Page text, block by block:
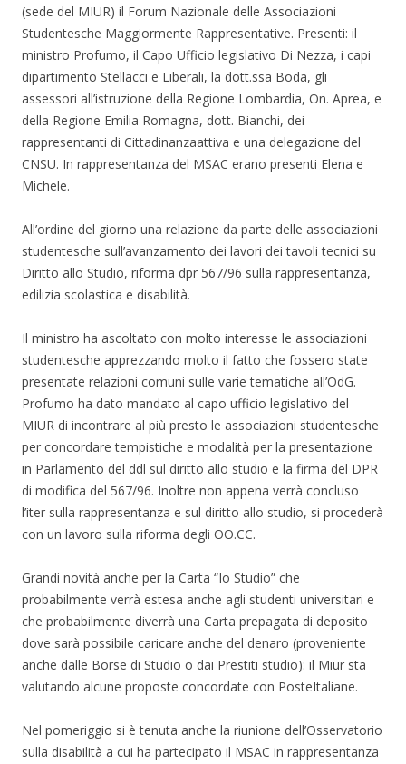
(sede del MIUR) il Forum Nazionale delle Associazioni
Studentesche Maggiormente Rappresentative. Presenti: il
ministro Profumo, il Capo Ufficio legislativo Di Nezza, i capi
dipartimento Stellacci e Liberali, la dott.ssa Boda, gli
assessori all’istruzione della Regione Lombardia, On. Aprea, e
della Regione Emilia Romagna, dott. Bianchi, dei
rappresentanti di Cittadinanzaattiva e una delegazione del
CNSU. In rappresentanza del MSAC erano presenti Elena e
Michele.
All’ordine del giorno una relazione da parte delle associazioni
studentesche sull’avanzamento dei lavori dei tavoli tecnici su
Diritto allo Studio, riforma dpr 567/96 sulla rappresentanza,
edilizia scolastica e disabilità.
Il ministro ha ascoltato con molto interesse le associazioni
studentesche apprezzando molto il fatto che fossero state
presentate relazioni comuni sulle varie tematiche all’OdG.
Profumo ha dato mandato al capo ufficio legislativo del
MIUR di incontrare al più presto le associazioni studentesche
per concordare tempistiche e modalità per la presentazione
in Parlamento del ddl sul diritto allo studio e la firma del DPR
di modifica del 567/96. Inoltre non appena verrà concluso
l’iter sulla rappresentanza e sul diritto allo studio, si procederà
con un lavoro sulla riforma degli OO.CC.
Grandi novità anche per la Carta “Io Studio” che
probabilmente verrà estesa anche agli studenti universitari e
che probabilmente diverrà una Carta prepagata di deposito
dove sarà possibile caricare anche del denaro (proveniente
anche dalle Borse di Studio o dai Prestiti studio): il Miur sta
valutando alcune proposte concordate con PosteItaliane.
Nel pomeriggio si è tenuta anche la riunione dell’Osservatorio
sulla disabilità a cui ha partecipato il MSAC in rappresentanza